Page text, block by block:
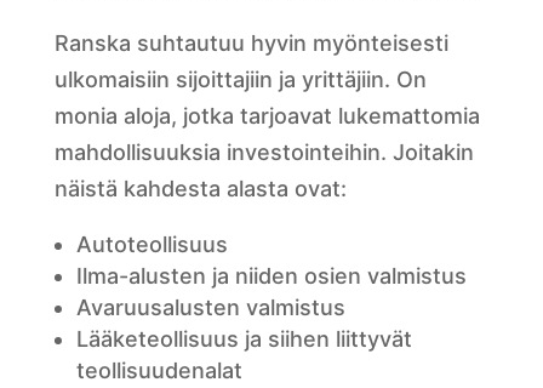
Ranska suhtautuu hyvin myönteisesti
ulkomaisiin sijoittajiin ja yrittäjiin. On
monia aloja, jotka tarjoavat lukemattomia
mahdollisuuksia investointeihin. Joitakin
näistä kahdesta alasta ovat:
Autoteollisuus
Ilma-alusten ja niiden osien valmistus
Avaruusalusten valmistus
Lääketeollisuus ja siihen liittyvät
teollisuudenalat